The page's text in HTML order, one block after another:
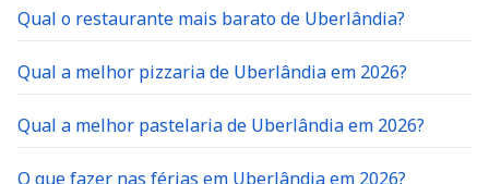
Qual o restaurante mais barato de Uberlândia?
Qual a melhor pizzaria de Uberlândia em 2026?
Qual a melhor pastelaria de Uberlândia em 2026?
O que fazer nas férias em Uberlândia em 2026?